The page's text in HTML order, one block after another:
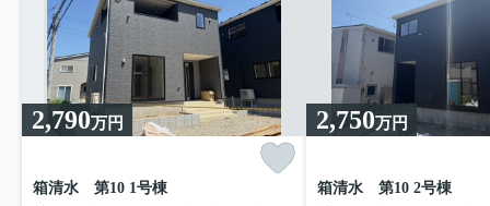
2,790万円
箱清水 第10 1号棟
2,750万円
箱清水 第10 2号棟